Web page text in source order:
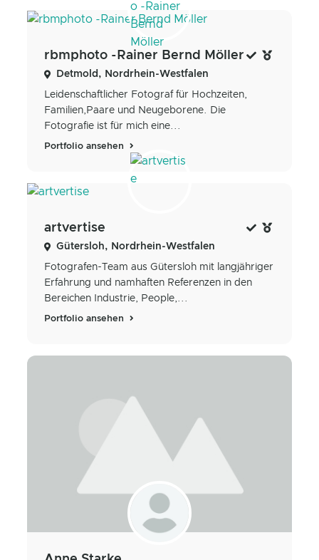
rbmphoto -Rainer Bernd Möller
Detmold, Nordrhein-Westfalen
Leidenschaftlicher Fotograf für Hochzeiten,
Familien,Paare und Neugeborene. Die
Fotografie ist für mich eine...
Portfolio ansehen
artvertise
Gütersloh, Nordrhein-Westfalen
Fotografen-Team aus Gütersloh mit langjähriger
Erfahrung und namhaften Referenzen in den
Bereichen Industrie, People,...
Portfolio ansehen